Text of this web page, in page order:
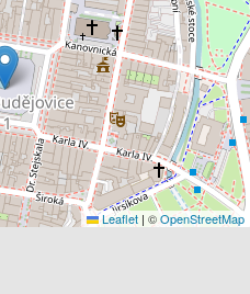
Leaflet | ©OpenStreetMap